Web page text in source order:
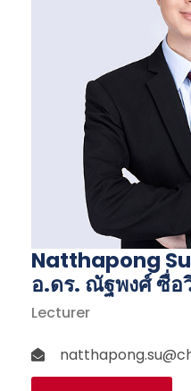
Natthapong
อ.ดร. ณัฐพงศ์ ซื่อ
Lecturer